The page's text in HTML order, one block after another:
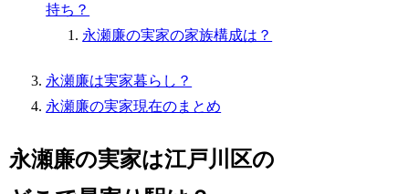
持ち？
永瀬廉の実家の家族構成は？
永瀬廉は実家暮らし？
永瀬廉の実家現在のまとめ
永瀬廉の実家は江戸川区の